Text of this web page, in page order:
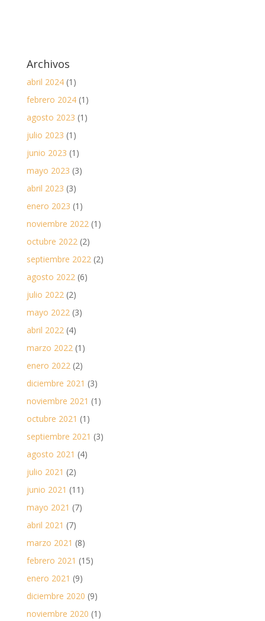
Archivos
abril 2024(1)
febrero 2024(1)
agosto 2023 (1)
julio 2023 (1)
junio 2023 (1)
mayo 2023 (3)
abril 2023 (3)
enero 2023 (1)
noviembre 2022 (1)
octubre 2022 (2)
septiembre 2022 (2)
agosto 2022 (6)
julio 2022 (2)
mayo 2022 (3)
abril 2022 (4)
marzo 2022 (1)
enero 2022 (2)
diciembre 2021 (3)
noviembre 2021 (1)
octubre 2021 (1)
septiembre 2021 (3)
agosto 2021 (4)
julio 2021 (2)
junio 2021 (11)
mayo 2021 (7)
abril 2021 (7)
marzo 2021 (8)
febrero 2021 (15)
enero 2021 (9)
diciembre 2020 (9)
noviembre 2020 (1)